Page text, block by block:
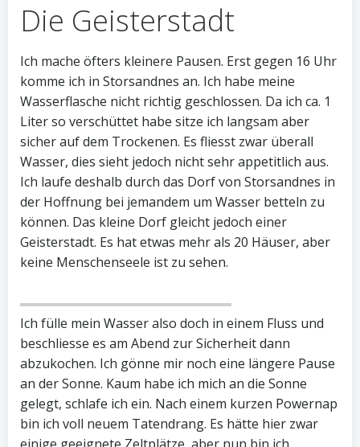
Die Geisterstadt
Ich mache öfters kleinere Pausen. Erst gegen 16 Uhr
komme ich in Storsandnes an. Ich habe meine
Wasserflasche nicht richtig geschlossen. Da ich ca. 1
Liter so verschüttet habe sitze ich langsam aber
sicher auf dem Trockenen. Es fliesst zwar überall
Wasser, dies sieht jedoch nicht sehr appetitlich aus.
Ich laufe deshalb durch das Dorf von Storsandnes in
der Hoffnung bei jemandem um Wasser betteln zu
können. Das kleine Dorf gleicht jedoch einer
Geisterstadt. Es hat etwas mehr als 20 Häuser, aber
keine Menschenseele ist zu sehen.
Ich fülle mein Wasser also doch in einem Fluss und
beschliesse es am Abend zur Sicherheit dann
abzukochen. Ich gönne mir noch eine längere Pause
an der Sonne. Kaum habe ich mich an die Sonne
gelegt, schlafe ich ein. Nach einem kurzen Powernap
bin ich voll neuem Tatendrang. Es hätte hier zwar